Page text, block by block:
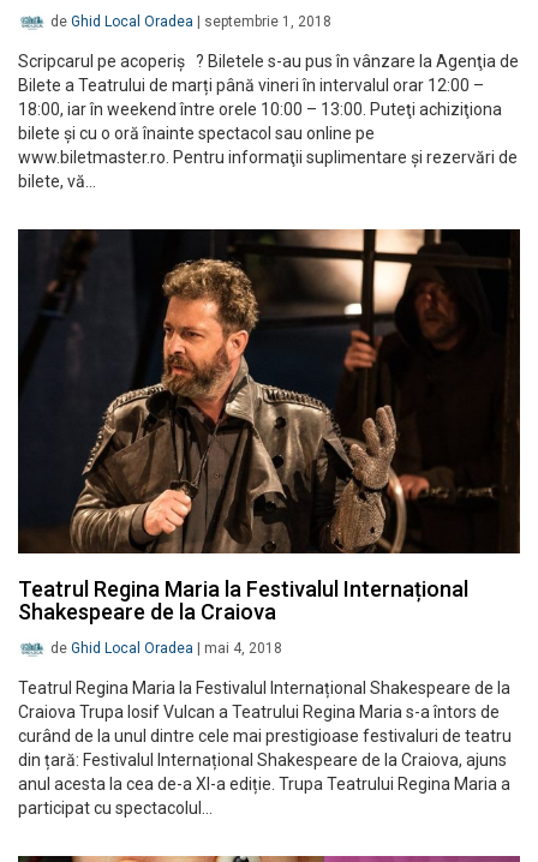
de Ghid Local Oradea septembrie 1, 2018
Scripcarul pe acoperiș ? Biletele s-au pus în vânzare la Agenţia de
Bilete a Teatrului de marți până vineri în intervalul orar 12:00 –
18:00, iar în weekend între orele 10:00 – 13:00. Puteţi achiziţiona
bilete şi cu o oră înainte spectacol sau online pe
www.biletmaster.ro. Pentru informaţii suplimentare şi rezervări de
bilete, vă…
Teatrul Regina Maria la Festivalul Internațional
Shakespeare de la Craiova
de Ghid Local Oradea mai 4, 2018
Teatrul Regina Maria la Festivalul Internațional Shakespeare de la
Craiova Trupa Iosif Vulcan a Teatrului Regina Maria s-a întors de
curând de la unul dintre cele mai prestigioase festivaluri de teatru
din țară: Festivalul Internațional Shakespeare de la Craiova, ajuns
anul acesta la cea de-a XI-a ediție. Trupa Teatrului Regina Maria a
participat cu spectacolul…